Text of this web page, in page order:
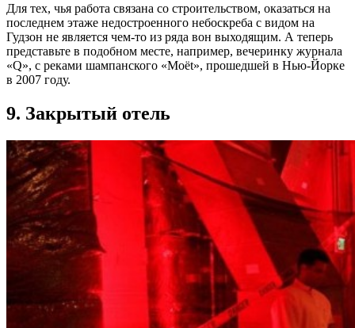
Для тех, чья работа связана со строительством, оказаться на
последнем этаже недостроенного небоскреба с видом на
Гудзон не является чем-то из ряда вон выходящим. А теперь
представьте в подобном месте, например, вечеринку журнала
«Q», с реками шампанского «Moët», прошедшей в Нью-Йорке
в 2007 году.
9. Закрытый отель